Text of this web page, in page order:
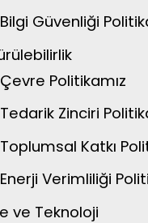
Bilgi Güvenliği
Çevre Politikamız
Tedarik Zinciri
Toplumsal Katkı
Enerji Verimliliği
ve Teknoloji